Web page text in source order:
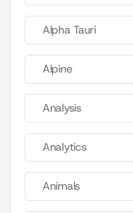
Alpha Tauri
Alpine
Analysis
Analytics
Animals